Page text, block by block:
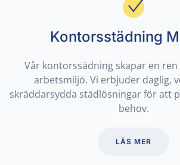
Kontorsstädning
Vår kontorssädning skapar en
arbetsmiljö. Vi erbjuder daglig,
skräddarsydda städlösningar för att
behov.
LÄS MER